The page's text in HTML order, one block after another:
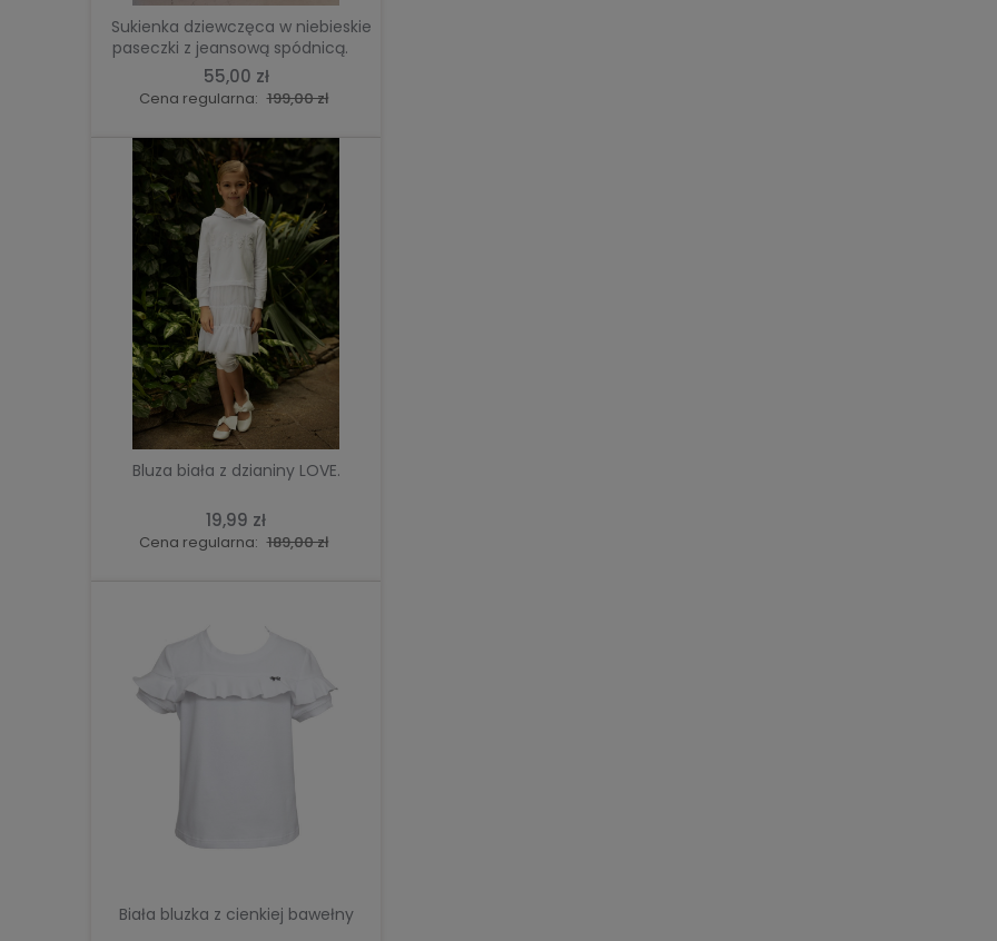
Sukienka dziewczęca w niebieskie
paseczki z jeansową spódnicą.
55,00 zł
Cena regularna: 199,00 zł
Bluza biała z dzianiny LOVE.
19,99 zł
Cena regularna: 189,00 zł
DO KOSZYKA
Biała bluzka z cienkiej bawełny